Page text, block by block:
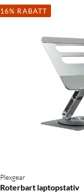
16% RABATT
Plexgear
Roterbart laptopstativ